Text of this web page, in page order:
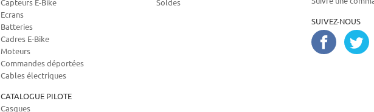
Capteurs E-Bike
Ecrans
Batteries
Cadres E-Bike
Moteurs
Commandes déportées
Cables électriques
CATALOGUE PILOTE
Casques
Soldes
SUIVEZ-NOUS